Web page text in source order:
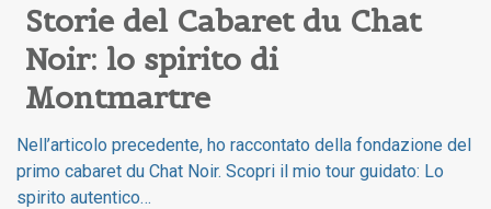
Storie del Cabaret du Chat
Noir: lo spirito di
Montmartre
Nell’articolo precedente, ho raccontato della fondazione del
primo cabaret du Chat Noir. Scopri il mio tour guidato: Lo
spirito autentico…